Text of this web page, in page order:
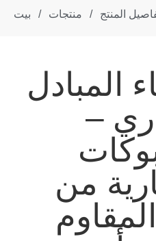
بيت / منتجات / المنتج
المبادل
–
من
المقاوم